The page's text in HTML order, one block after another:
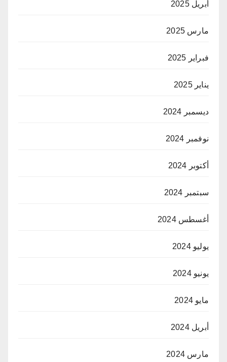
أبريل 2025
مارس 2025
فبراير 2025
يناير 2025
ديسمبر 2024
نوفمبر 2024
أكتوبر 2024
سبتمبر 2024
أغسطس 2024
يوليو 2024
يونيو 2024
مايو 2024
أبريل 2024
مارس 2024